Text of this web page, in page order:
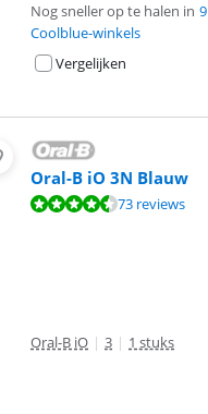
Nog sneller op te halen in 9
Coolblue-winkels
Vergelijken
Oral-B iO 3N Blauw
de 10, gebaseerd op 73 reviews.
73 reviews
Oral-B iO | 3 | 1 stuks